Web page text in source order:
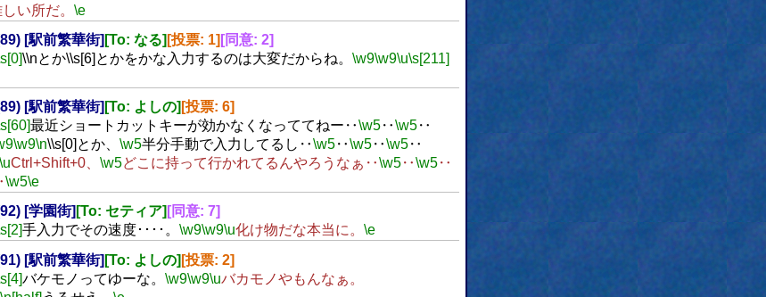
い所だ。 \e
[駅前繁華街] [To: なる] [投票: 1] [同意: 2]
\\nとか\\s[6]とかをかな入力するのは大変だからね。 \w9\w9\u\s[211]
[駅前繁華街] [To: よしの] [投票: 6]
最近ショートカットキーが効かなくなっててねー‥\w5‥\w5‥
\w9\n\\s[0]とか、 \w5半分手動で入力してるし‥\w5‥\w5‥\w5‥
Ctrl+Shift+0、 \w5どこに持って行かれてるんやろうなぁ‥\w5‥\w5‥
\w5\e
[学園街] [To: セティア] [同意: 7]
手入力でその速度････。 \w9\w9\u化け物だな本当に。 \e
[駅前繁華街] [To: よしの] [投票: 2]
バケモノってゆーな。 \w9\w9\uバカモノやもんなぁ。